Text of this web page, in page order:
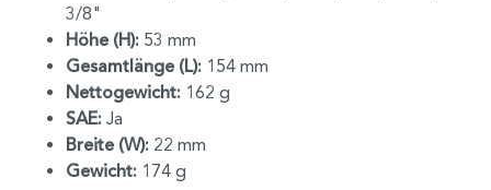
3/8"
Höhe (H): 53 mm
Gesamtlänge (L): 154 mm
Nettogewicht: 162 g
SAE: Ja
Breite (W): 22 mm
Gewicht: 174 g